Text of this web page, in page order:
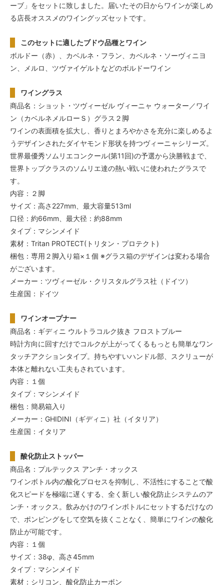
ーブ」をセットに致しました。届いたその日からワインが楽しめ
る店長オススメのワイングッズセットです。
このセットに適したブドウ品種とワイン
ボルドー（赤）、カベルネ・フラン、カベルネ・ソーヴィニヨ
ン、メルロ、ツヴァイゲルトなどのボルドーワイン
ワイングラス
商品名：ショット・ツヴィーゼル ヴィーニャ ウォーター／ワイ
ン（カベルネメルローＳ）グラス２脚
ワインの表面積を拡大し、香りとまろやかさを充分に楽しめるよ
うデザインされたダイヤモンド形状を持つヴィーニャシリーズ。
世界最優秀ソムリエコンクール(第11回)の予選から決勝戦まで、
世界トップクラスのソムリエ達の熱い戦いに使われたグラスで
す。
内容：２脚
サイズ：高さ227mm、最大容量513ml
口径：約66mm、最大径：約88mm
タイプ：マシンメイド
素材：Tritan PROTECT(トリタン・プロテクト)
梱包：専用２脚入り箱×１個 ※グラス箱のデザインは変わる場合
がございます。
メーカー：ツヴィーゼル・クリスタルグラス社（ドイツ）
生産国：ドイツ
ワインオープナー
商品名：ギディニ ウルトラコルク抜き フロストブルー
時計方向に回すだけでコルクが上がってくるもっとも簡単なワン
タッチアクションタイプ。持ちやすいハンドル部、スクリューが
本体と離れない工夫もされています。
内容：１個
タイプ：マシンメイド
梱包：簡易箱入り
メーカー：GHIDINI（ギディニ）社（イタリア）
生産国：イタリア
酸化防止ストッパー
商品名：プルテックス アンチ・オックス
ワインボトル内の酸化プロセスを抑制し、不活性にすることで酸
化スピードを極端に遅くする、全く新しい酸化防止システムのア
ンチ・オックス。飲みかけのワインボトルにセットするだけなの
で、ポンピングをして空気を抜くことなく、簡単にワインの酸化
防止が可能です。
内容：１個
サイズ：38φ、高さ45mm
タイプ：マシンメイド
素材：シリコン、酸化防止カーボン